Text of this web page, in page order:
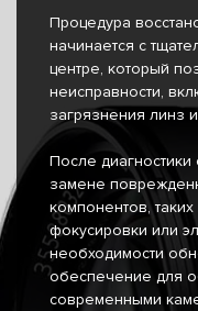
Процедура
начинается с
центре, который
неисправности,
загрязнения линз
После диагностики
замене
компонентов,
фокусировки или
необходимости
обеспечение для
современными